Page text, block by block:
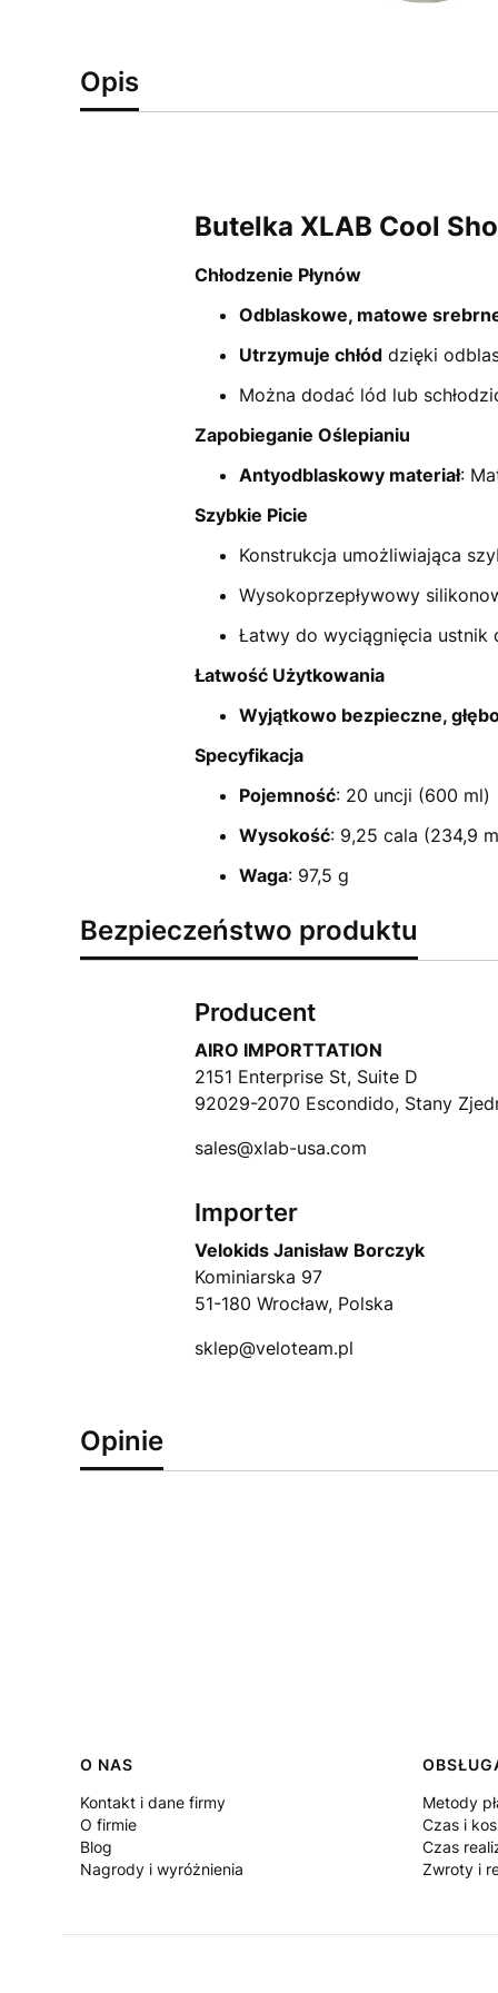
Opis
Butelka XLAB Cool
Chłodzenie Płynów
Odblaskowe, matowe
Utrzymuje chłóddzięki
Można dodać lód lub
Zapobieganie Oślepianiu
Antyodblaskowy materiał:
Szybkie Picie
Konstrukcja umożliwiająca
Wysokoprzepływowy
Łatwy do wyciągnięcia ustnik
Łatwość Użytkowania
Wyjątkowo bezpieczne,
Specyfikacja
Pojemność: 20 uncji (600 ml)
Wysokość: 9,25 cala (234,9
Waga: 97,5 g
Bezpieczeństwo produktu
Producent
AIRO IMPORTTATION
2151 Enterprise St, Suite D
92029-2070 Escondido, Stany
sales@xlab-usa.com
Importer
Velokids Janisław Borczyk
Kominiarska 97
51-180 Wrocław, Polska
sklep@veloteam.pl
Opinie
Linki w stopce
O NAS
Kontakt i dane firmy
O firmie
Blog
Nagrody i wyróżnienia
Metody
Czas i
Czas
Zwroty i